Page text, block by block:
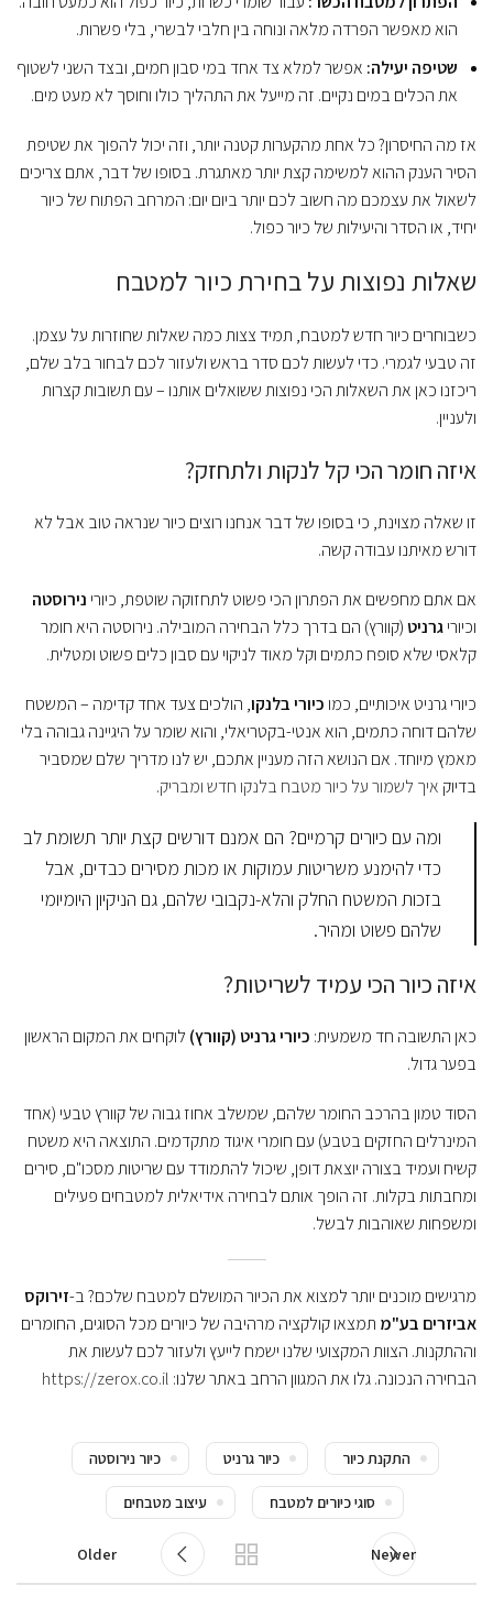
הוא מאפשר הפרדה מלאה ונוחה בין חלבי לבשרי, בלי פשרות.
שטיפה יעילה: אפשר למלא צד אחד במי סבון חמים, ובצד השני לשטוף
את הכלים במים נקיים. זה מייעל את התהליך כולו וחוסך לא מעט מים.
אז מה החיסרון? כל אחת מהקערות קטנה יותר, וזה יכול להפוך את שטיפת
הסיר הענק ההוא למשימה קצת יותר מאתגרת. בסופו של דבר, אתם צריכים
לשאול את עצמכם מה חשוב לכם יותר ביום יום: המרחב הפתוח של כיור
יחיד, או הסדר והיעילות של כיור כפול.
שאלות נפוצות על בחירת כיור למטבח
כשבוחרים כיור חדש למטבח, תמיד צצות כמה שאלות שחוזרות על עצמן.
זה טבעי לגמרי. כדי לעשות לכם סדר בראש ולעזור לכם לבחור בלב שלם,
ריכזנו כאן את השאלות הכי נפוצות ששואלים אותנו – עם תשובות קצרות
ולעניין.
איזה חומר הכי קל לנקות ולתחזק?
זו שאלה מצוינת, כי בסופו של דבר אנחנו רוצים כיור שנראה טוב אבל לא
דורש מאיתנו עבודה קשה.
אם אתם מחפשים את הפתרון הכי פשוט לתחזוקה שוטפת, כיורי נירוסטה
וכיוריגרניט(קוורץ) הם בדרך כלל הבחירה המובילה. נירוסטה היא חומר
קלאסי שלא סופח כתמים וקל מאוד לניקוי עם סבון כלים פשוט ומטלית.
כיורי גרניט איכותיים, כמו כיורי בלנקו, הולכים צעד אחד קדימה – המשטח
שלהם דוחה כתמים, הוא אנטי-בקטריאלי, והוא שומר על היגיינה גבוהה בלי
מאמץ מיוחד. אם הנושא הזה מעניין אתכם, יש לנו מדריך שלם שמסביר
בדיוק איך לשמור על כיור מטבח בלנקו חדש ומבריק.
ומה עם כיורים קרמיים? הם אמנם דורשים קצת יותר תשומת לב
כדי להימנע משריטות עמוקות או מכות מסירים כבדים, אבל
בזכות המשטח החלק והלא-נקבובי שלהם, גם הניקיון היומיומי
שלהם פשוט ומהיר.
איזה כיור הכי עמיד לשריטות?
כאן התשובה חד משמעית: כיורי גרניט (קוורץ) לוקחים את המקום הראשון
בפער גדול.
הסוד טמון בהרכב החומר שלהם, שמשלב אחוז גבוה של קוורץ טבעי (אחד
המינרלים החזקים בטבע) עם חומרי איגוד מתקדמים. התוצאה היא משטח
קשיח ועמיד בצורה יוצאת דופן, שיכול להתמודד עם שריטות מסכו"ם, סירים
ומחבתות בקלות. זה הופך אותם לבחירה אידיאלית למטבחים פעילים
ומשפחות שאוהבות לבשל.
מרגישים מוכנים יותר למצוא את הכיור המושלם למטבח שלכם? ב-זירוקס
אביזרים בע"מ תמצאו קולקציה מרהיבה של כיורים מכל הסוגים, החומרים
וההתקנות. הצוות המקצועי שלנו ישמח לייעץ ולעזור לכם לעשות את
הבחירה הנכונה. גלו את המגוון הרחב באתר שלנו: https://zerox.co.il
התקנת כיור כיור גרניט כיור נירוסטה
סוגי כיורים למטבח עיצוב מטבחים
Newer
Older